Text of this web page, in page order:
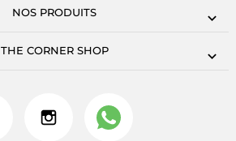
NOS PRODUITS
THE CORNER SHOP